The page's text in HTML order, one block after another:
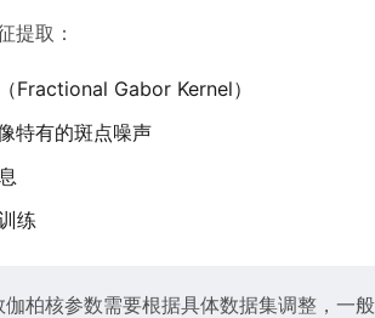
提取：
Fractional Gabor Kernel）
特有的斑点噪声
练
柏核参数需要根据具体数据集调整，一